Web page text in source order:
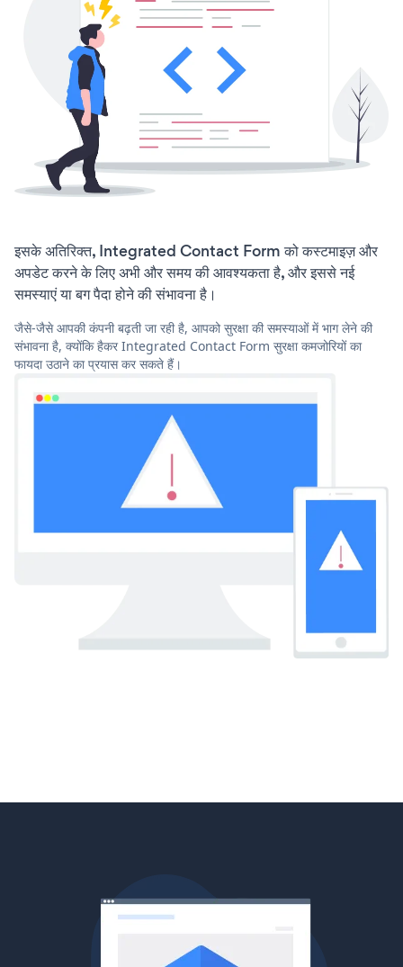
इसके अतिरिक्त, Integrated Contact Form को कस्टमाइज़ और
अपडेट करने के लिए अभी और समय की आवश्यकता है, और इससे नई
समस्याएं या बग पैदा होने की संभावना है।
जैसे-जैसे आपकी कंपनी बढ़ती जा रही है, आपको सुरक्षा की समस्याओं में भाग लेने की
संभावना है, क्योंकि हैकर Integrated Contact Form सुरक्षा कमजोरियों का
फायदा उठाने का प्रयास कर सकते हैं।